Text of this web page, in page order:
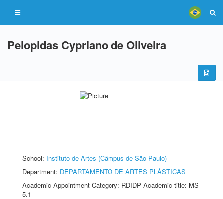
Pelopidas Cypriano de Oliveira
School: Instituto de Artes (Câmpus de São Paulo)
Department: DEPARTAMENTO DE ARTES PLÁSTICAS
Academic Appointment Category: RDIDP Academic title: MS-
5.1